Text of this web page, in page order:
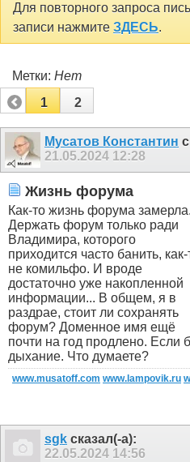
Для повторного запроса
записи нажмите ЗДЕСЬ.
Метки: Нет
1
2
Мусатов Константин
21.05.2024 12:28
Жизнь форума
Как-то жизнь форума замерла.
Держать форум только ради
Владимира, которого
приходится часто банить, как-
не комильфо. И вроде
достаточно уже накопленной
информации... В общем, я в
раздрае, стоит ли сохранять
форум? Доменное имя ещё
почти на год продлено. Если
дыхание. Что думаете?
www.musatoff.com www.lampovik.ru
sgk сказал(-а):
22.05.2024 14:56